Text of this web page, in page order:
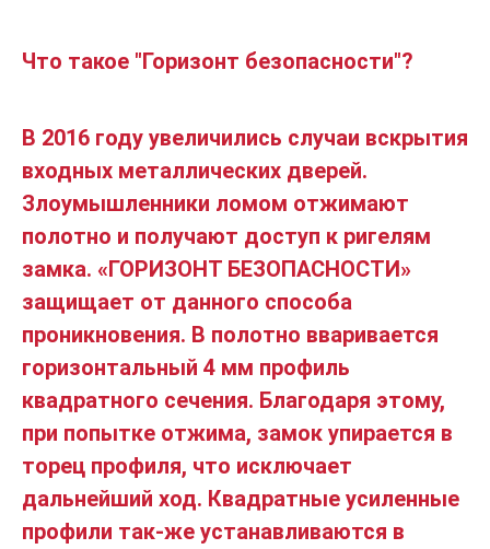
Что такое "Горизонт безопасности"?
В 2016 году увеличились случаи вскрытия
входных металлических дверей.
Злоумышленники ломом отжимают
полотно и получают доступ к ригелям
замка. «ГОРИЗОНТ БЕЗОПАСНОСТИ»
защищает от данного способа
проникновения. В полотно вваривается
горизонтальный 4 мм профиль
квадратного сечения. Благодаря этому,
при попытке отжима, замок упирается в
торец профиля, что исключает
дальнейший ход. Квадратные усиленные
профили так-же устанавливаются в